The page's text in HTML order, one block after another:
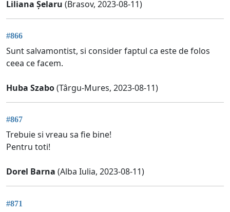
Liliana Șelaru (Brasov, 2023-08-11)
#866
Sunt salvamontist, si consider faptul ca este de folos
ceea ce facem.
Huba Szabo(Târgu-Mures, 2023-08-11)
#867
Trebuie si vreau sa fie bine!
Pentru toti!
Dorel Barna (Alba Iulia, 2023-08-11)
#871